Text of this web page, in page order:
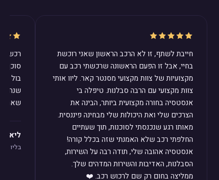
חייבת לשתף, זו לא הרכב הראשון שאני רוכשת
בחיי, אבל זו הפעם הראשונה שרכשתי רכב עם
מקצועיות של צוות מקצועי מסנטר קאר. ליוו אותי
צוות מקצועי עם הרבה סבלנות. טיפלה בי
אנסטסיה בחורה מקצועית ביותר, הבינה את
הצרכים שלי ואת היכולות שלי מבחינה פיננסית.
מאותו רגע שנכנסתי לסוכנות, תוך שעתיים
החלפתי רכב שלא האמנתי שזה בכלל קורה!
אנסטסיה אהובה שלי, תודה רבה על השירות,
הסבלנות, האדיבות והשירות המדהים שלך.
ממליצה בחום רק שם לרכוש רכב. ❤️
רכשנו
סוכן
בול
שנהיה
ליאת
בליווי